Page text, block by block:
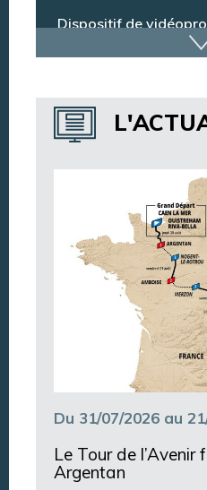
Dispositif de
Annuaire des services
Annuaire des
Argentan Aujourd’hui
Du 31/07/2026 au
Le Tour de
Argentan